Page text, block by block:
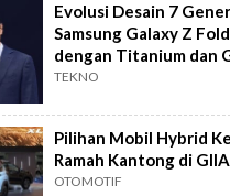
Evolusi Desain 7
Samsung Galaxy Z
dengan Titanium dan
TEKNO
Pilihan Mobil Hybrid
Ramah Kantong di
OTOMOTIF